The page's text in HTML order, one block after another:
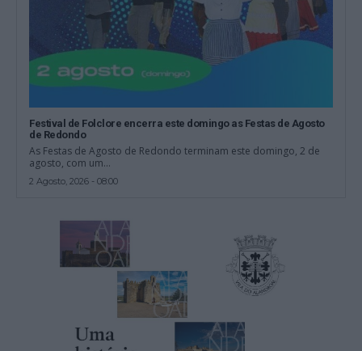
Festival de Folclore encerra este domingo as Festas de Agosto
de Redondo
As Festas de Agosto de Redondo terminam este domingo, 2 de
agosto, com um...
2 Agosto, 2026 - 08:00